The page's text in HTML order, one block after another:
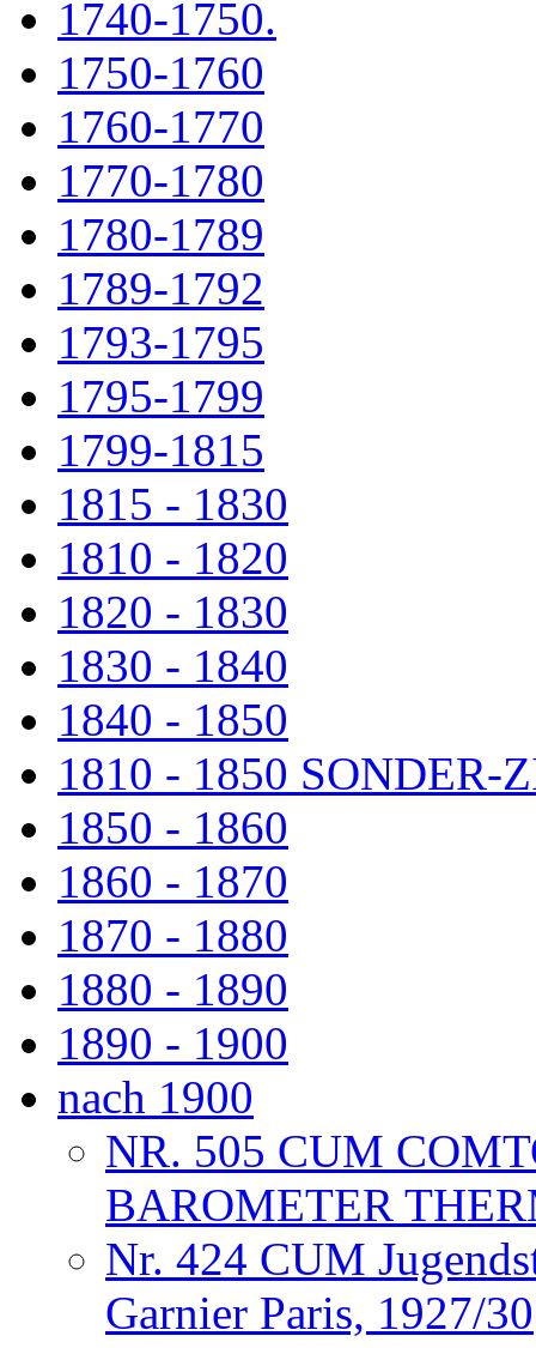
1740-1750.
1750-1760
1760-1770
1770-1780
1780-1789
1789-1792
1793-1795
1795-1799
1799-1815
1815 - 1830
1810 - 1820
1820 - 1830
1830 - 1840
1840 - 1850
1810 - 1850 SONDER-
1850 - 1860
1860 - 1870
1870 - 1880
1880 - 1890
1890 - 1900
nach 1900
NR. 505 CUM
BAROMETER
Nr. 424 CUM
Garnier Paris, 1927/30